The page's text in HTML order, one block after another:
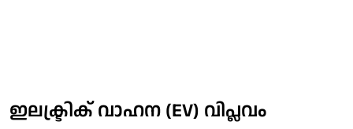
ഇലക്ട്രിക് വാഹന (EV) വിപ്ലവം